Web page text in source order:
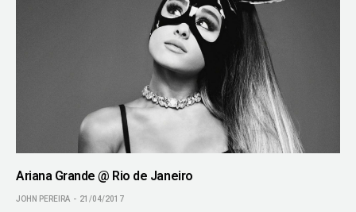
Ariana Grande @ Rio de Janeiro
JOHN PEREIRA 21/04/2017